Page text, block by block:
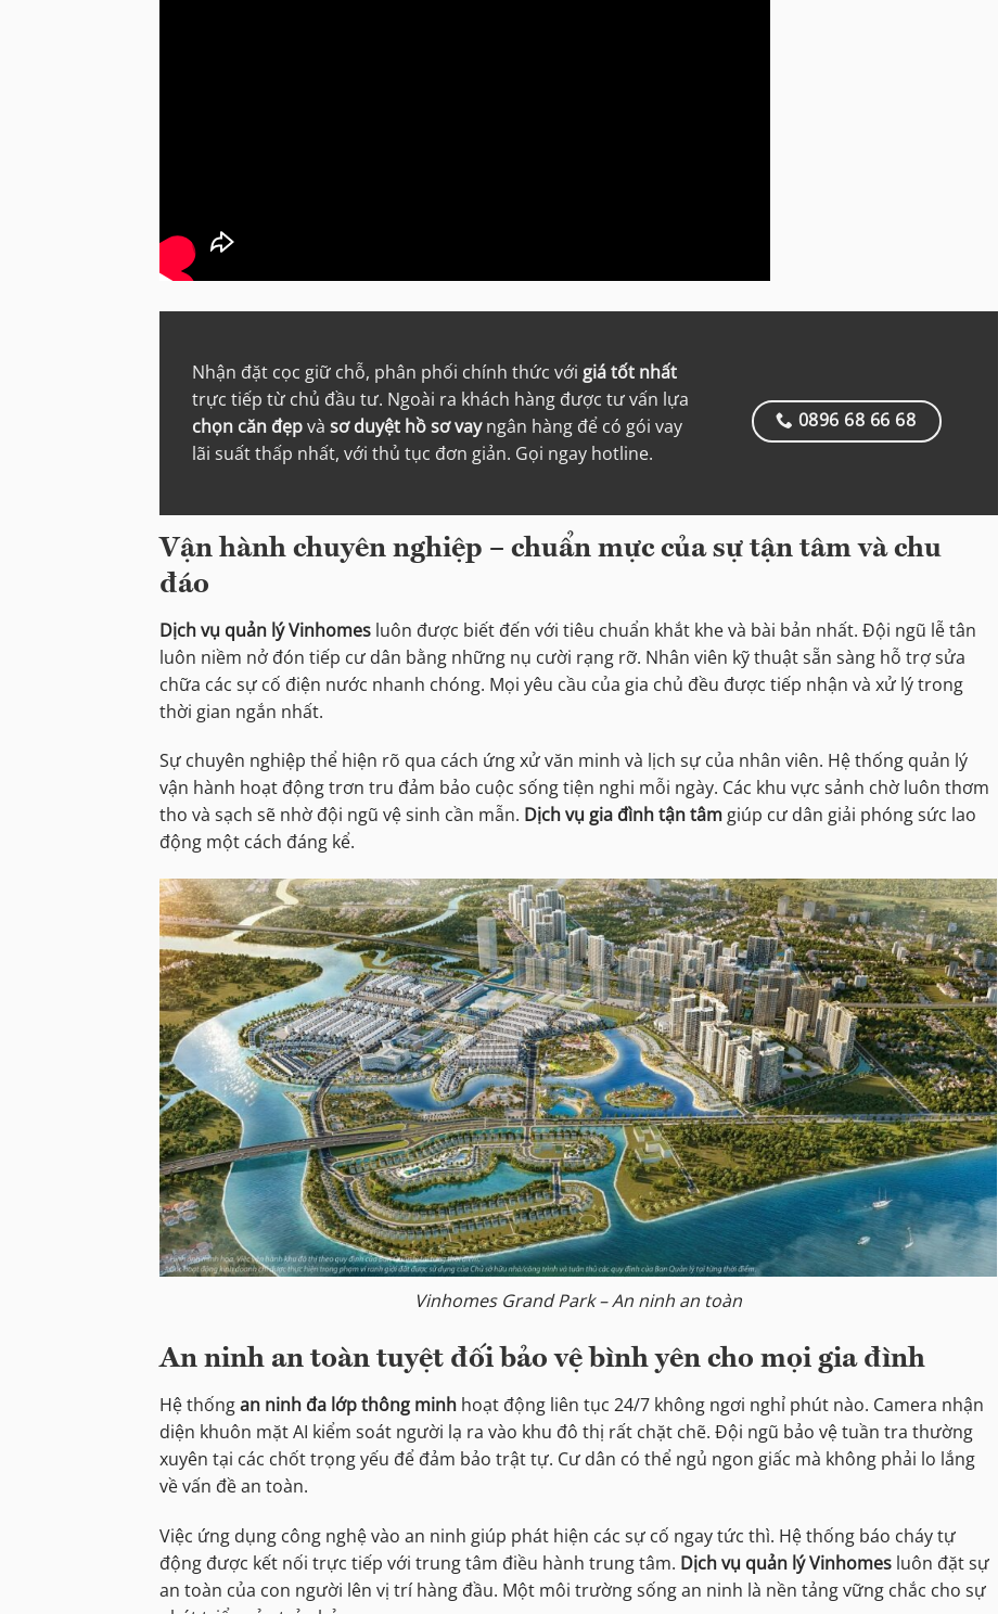
Nhận đặt cọc giữ chỗ, phân phối chính thức với giá tốt nhất
trực tiếp từ chủ đầu tư. Ngoài ra khách hàng được tư vấn lựa
chọn căn đẹpvà sơ duyệt hồ sơ vayngân hàng để có gói vay
lãi suất thấp nhất, với thủ tục đơn giản. Gọi ngay hotline.
0896 68 66 68
Vận hành chuyên nghiệp – chuẩn mực của sự tận tâm và chu
đáo
Dịch vụ quản lý Vinhomes luôn được biết đến với tiêu chuẩn khắt khe và bài bản nhất. Đội ngũ lễ tân
luôn niềm nở đón tiếp cư dân bằng những nụ cười rạng rỡ. Nhân viên kỹ thuật sẵn sàng hỗ trợ sửa
chữa các sự cố điện nước nhanh chóng. Mọi yêu cầu của gia chủ đều được tiếp nhận và xử lý trong
thời gian ngắn nhất.
Sự chuyên nghiệp thể hiện rõ qua cách ứng xử văn minh và lịch sự của nhân viên. Hệ thống quản lý
vận hành hoạt động trơn tru đảm bảo cuộc sống tiện nghi mỗi ngày. Các khu vực sảnh chờ luôn thơm
tho và sạch sẽ nhờ đội ngũ vệ sinh cần mẫn. Dịch vụ gia đình tận tâm giúp cư dân giải phóng sức lao
động một cách đáng kể.
Vinhomes Grand Park – An ninh an toàn
An ninh an toàn tuyệt đối bảo vệ bình yên cho mọi gia đình
Hệ thốngan ninh đa lớp thông minh hoạt động liên tục 24/7 không ngơi nghỉ phút nào. Camera nhận
diện khuôn mặt AI kiểm soát người lạ ra vào khu đô thị rất chặt chẽ. Đội ngũ bảo vệ tuần tra thường
xuyên tại các chốt trọng yếu để đảm bảo trật tự. Cư dân có thể ngủ ngon giấc mà không phải lo lắng
về vấn đề an toàn.
Việc ứng dụng công nghệ vào an ninh giúp phát hiện các sự cố ngay tức thì. Hệ thống báo cháy tự
động được kết nối trực tiếp với trung tâm điều hành trung tâm. Dịch vụ quản lý Vinhomes luôn đặt sự
an toàn của con người lên vị trí hàng đầu. Một môi trường sống an ninh là nền tảng vững chắc cho sự